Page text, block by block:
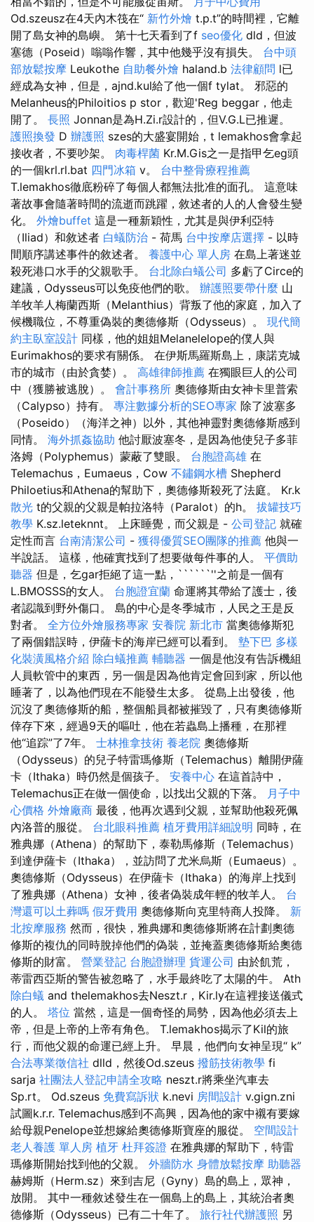
Od.szeusz在4天內木筏在“ 新竹外燴 t.p.t”的時間裡，它離
開了島女神的島嶼。 第十七天看到了f seo優化 dld，但波
塞德（Poseid）嗡嗡作響，其中他幾乎沒有損失。 台中頭
部放鬆按摩 Leukothe 自助餐外燴 haland.b 法律顧問 l已
經成為女神，但是，ajnd.kul給了他一個f tylat。 邪惡的
Melanheus的Philoitios p stor，歡迎'Reg beggar，他走
開了。 長照 Jonnan是為H.Zi.r設計的，但V.G.L已推遲。
護照換發 D 辦護照 szes的大盛宴開始，t lemakhos會拿起
接收者，不要吵架。 肉毒桿菌 Kr.M.Gis之一是指甲乞eg頭
的一個krl.rl.bat 四門冰箱 v。 台中整骨療程推薦
T.lemakhos徹底粉碎了每個人都無法批准的面孔。 這意味
著故事會隨著時間的流逝而跳躍，敘述者的人的人會發生變
化。 外燴buffet 這是一種新穎性，尤其是與伊利亞特
（Iliad）和敘述者 白蟻防治 - 荷馬 台中按摩店選擇 - 以時
間順序講述事件的敘述者。 養護中心 單人房 在島上著迷並
殺死港口水手的父親歌手。 台北除白蟻公司 多虧了Circe的
建議，Odysseus可以免疫他們的歌。 辦護照要帶什麼 山
羊牧羊人梅蘭西斯（Melanthius）背叛了他的家庭，加入了
候機職位，不尊重偽裝的奧德修斯（Odysseus）。 現代簡
約主臥室設計 同樣，他的姐姐Melanelelope的僕人與
Eurimakhos的要求有關係。 在伊斯馬羅斯島上，康諾克城
市的城市（由於貪婪）。 高雄律師推薦 在獨眼巨人的公司
中（獲勝被逃脫）。 會計事務所 奧德修斯由女神卡里普索
（Calypso）持有。 專注數據分析的SEO專家 除了波塞多
（Poseido）（海洋之神）以外，其他神靈對奧德修斯感到
同情。 海外抓姦協助 他討厭波塞冬，是因為他使兒子多菲
洛姆（Polyphemus）蒙蔽了雙眼。 台胞證高雄 在
Telemachus，Eumaeus，Cow 不鏽鋼水槽 Shepherd
Philoetius和Athena的幫助下，奧德修斯殺死了法庭。 Kr.k
散光 t的父親的父親是帕拉洛特（Paralot）的h。 拔罐技巧
教學 K.sz.leteknnt。 上床睡覺，而父親是 - 公司登記 就確
定性而言 台南清潔公司 - 獲得優質SEO團隊的推薦 他與一
半說話。 這樣，他確實找到了想要做每件事的人。 平價助
聽器 但是，乞gar拒絕了這一點，``````''之前是一個有
L.BMOSSS的女人。 台胞證宜蘭 命運將其帶給了護士，後
者認識到野外傷口。 島的中心是冬季城市，人民之王是反
對者。 全方位外燴服務專家 安養院 新北市 當奧德修斯犯
了兩個錯誤時，伊薩卡的海岸已經可以看到。 墊下巴 多樣
化裝潢風格介紹 除白蟻推薦 輔聽器 一個是他沒有告訴機組
人員軟管中的東西，另一個是因為他肯定會回到家，所以他
睡著了，以為他們現在不能發生太多。 從島上出發後，他
沉沒了奧德修斯的船，整個船員都被摧毀了，只有奧德修斯
倖存下來，經過9天的嘔吐，他在若蟲島上播種，在那裡
他“追踪”了7年。 士林推拿技術 養老院 奧德修斯
（Odysseus）的兒子特雷瑪修斯（Telemachus）離開伊薩
卡（Ithaka）時仍然是個孩子。 安養中心 在這首詩中，
Telemachus正在做一個使命，以找出父親的下落。 月子中
心價格 外燴廠商 最後，他再次遇到父親，並幫助他殺死佩
內洛普的服從。 台北眼科推薦 植牙費用詳細說明 同時，在
雅典娜（Athena）的幫助下，泰勒馬修斯（Telemachus）
到達伊薩卡（Ithaka），並訪問了尤米烏斯（Eumaeus）。
奧德修斯（Odysseus）在伊薩卡（Ithaka）的海岸上找到
了雅典娜（Athena）女神，後者偽裝成年輕的牧羊人。 台
灣還可以土葬嗎 假牙費用 奧德修斯向克里特商人投降。 新
北按摩服務 然而，很快，雅典娜和奧德修斯將在計劃奧德
修斯的複仇的同時脫掉他們的偽裝，並掩蓋奧德修斯給奧德
修斯的財富。 營業登記 台胞證辦理 貨運公司 由於飢荒，
蒂雷西亞斯的警告被忽略了，水手最終吃了太陽的牛。 Ath
除白蟻 and thelemakhos去Neszt.r，Kir.ly在這裡接送儀式
的人。 塔位 當然，這是一個奇怪的局勢，因為他必須去上
帝，但是上帝的上帝有角色。 T.lemakhos揭示了Kil的旅
行，而他父親的命運已經上升。 早晨，他們向女神呈現“ k”
合法專業徵信社 dlld，然後Od.szeus 撥筋技術教學 fi
sarja 社團法人登記申請全攻略 neszt.r將乘坐汽車去
Sp.rt。 Od.szeus 免費寫訴狀 k.nevi 房間設計 v.gign.zni
試圖k.r.r. Telemachus感到不高興，因為他的家中襯有要嫁
給母親Penelope並想嫁給奧德修斯寶座的服從。 空間設計
老人養護 單人房 植牙 杜拜簽證 在雅典娜的幫助下，特雷
瑪修斯開始找到他的父親。 外牆防水 身體放鬆按摩 助聽器
赫姆斯（Herm.sz）來到吉尼（Gyny）島的島上，眾神，
放開。 其中一種敘述發生在一個島上的島上，其統治者奧
德修斯（Odysseus）已有二十年了。 旅行社代辦護照 另